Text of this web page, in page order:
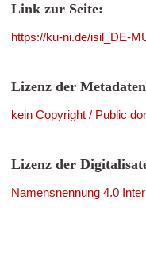
Link zur Seite:
https://ku-ni.de/isil_DE-
Lizenz der
kein Copyright / Public
Lizenz der
Namensnennung 4.0